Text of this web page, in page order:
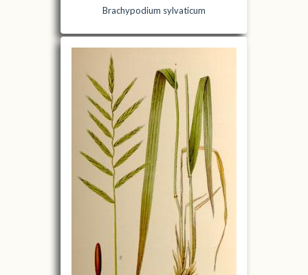
Brachypodium sylvaticum